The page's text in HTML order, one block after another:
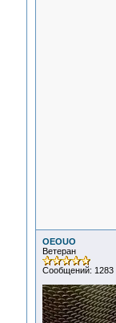
OEOUO
Ветеран
Сообщений: 1283